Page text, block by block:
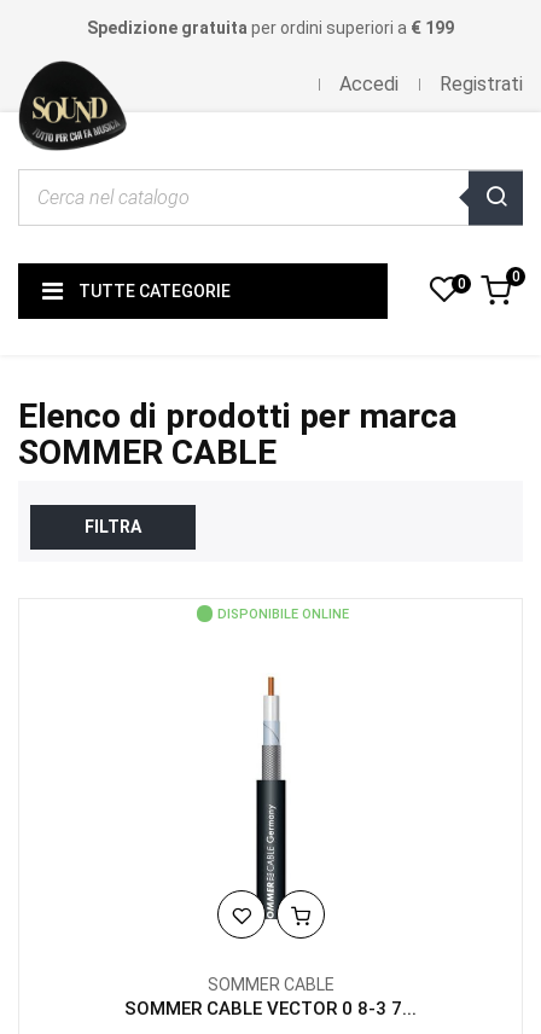
Spedizione gratuita per ordini superiori a € 199
Accedi Registrati
TUTTE CATEGORIE 0 0
Elenco di prodotti per marca
SOMMER CABLE
FILTRA
DISPONIBILE ONLINE
SOMMER CABLE
SOMMER CABLE VECTOR 0 8-3 7...